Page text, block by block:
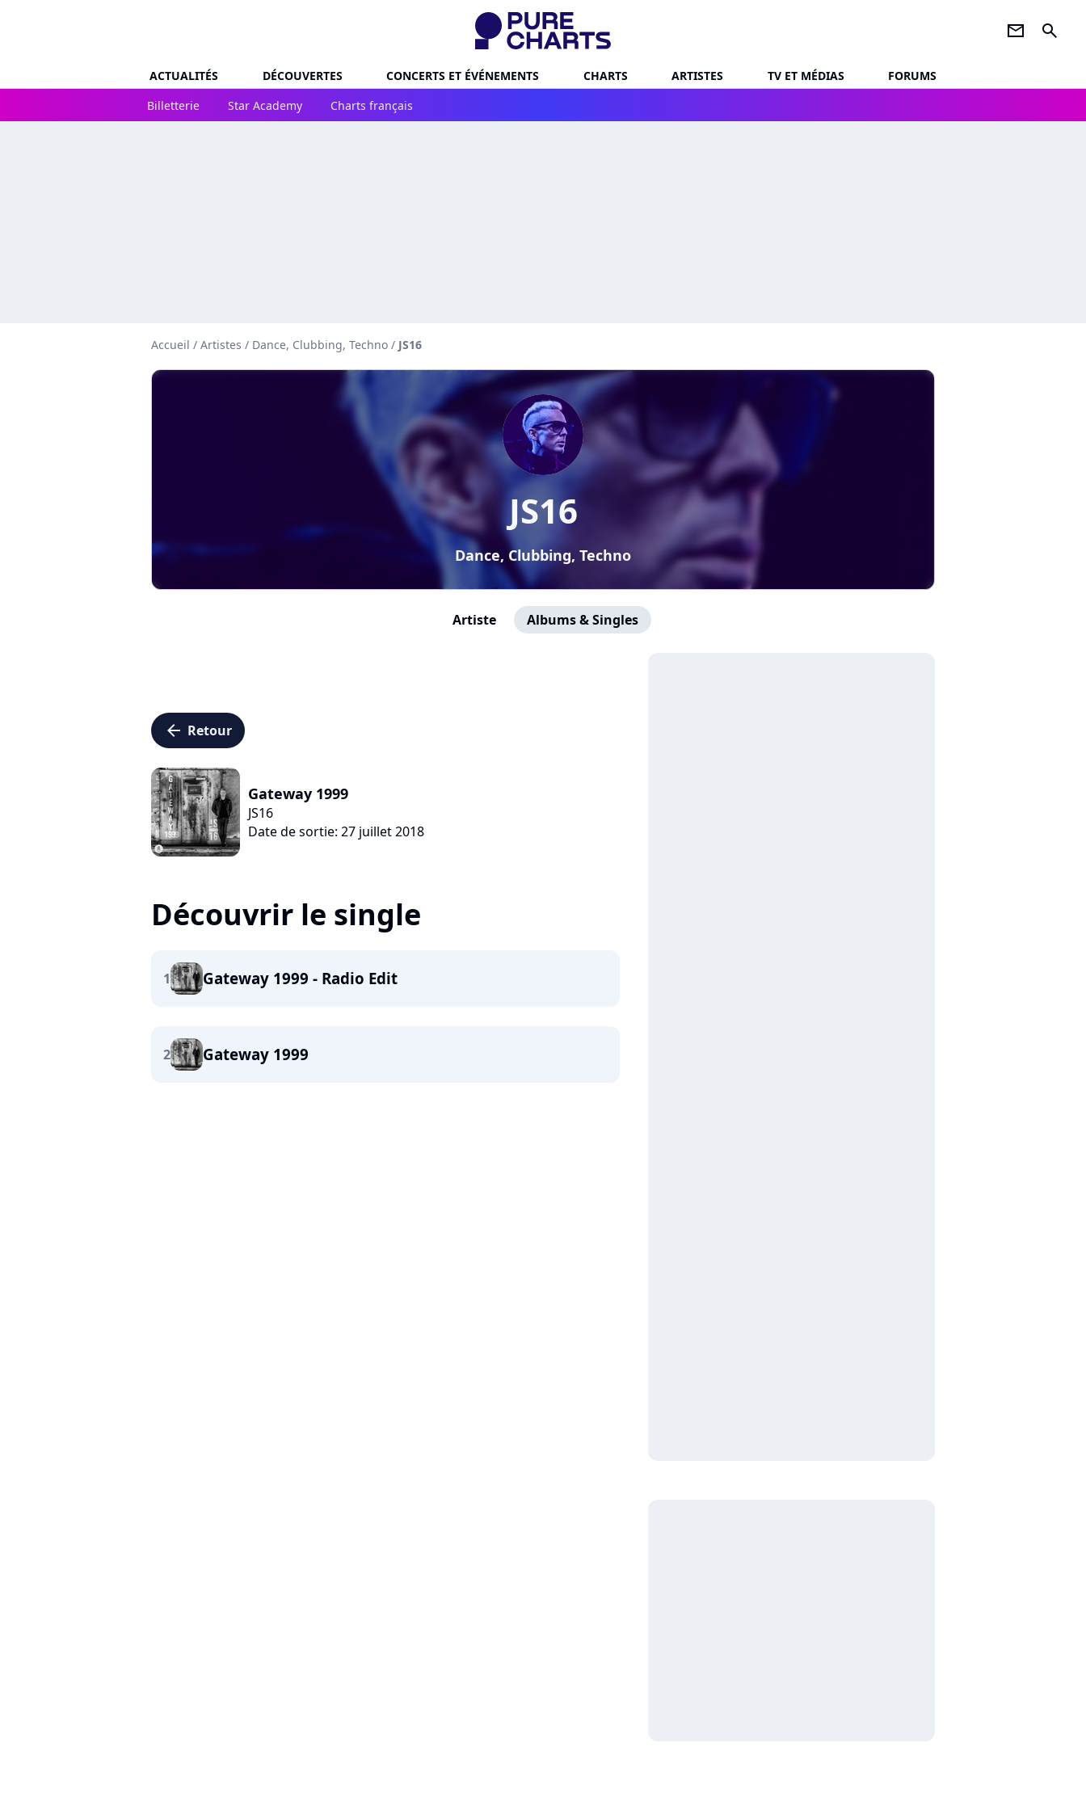
newsletter search
ACTUALITÉS DÉCOUVERTES CONCERTS ET ÉVÉNEMENTS CHARTS ARTISTES TV ET MÉDIAS
FORUMS
Billetterie
Star Academy Charts français
Accueil / Artistes / Dance, Clubbing, Techno / JS16
JS16
Dance, Clubbing, Techno
Artiste Albums & Singles
arrow_left Retour
Gateway 1999
JS16
Date de sortie: 27 juillet 2018
Découvrir le single
1 Gateway 1999 - Radio Edit
2 Gateway 1999